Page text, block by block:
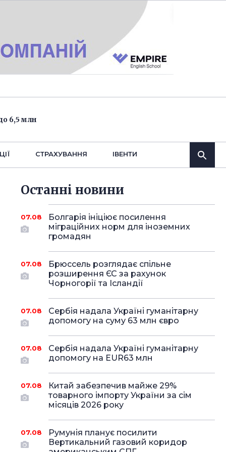
6,5 млн
СТРАХУВАННЯ IВЕНТИ
Останнi новини
07.08
Болгарія ініціює посилення
міграційних норм для іноземних
громадян
07.08
Брюссель розглядає спільне
розширення ЄС за рахунок
Чорногорії та Ісландії
07.08
Сербія надала Україні гуманітарну
допомогу на суму 63 млн євро
07.08
Сербія надала Україні гуманітарну
допомогу на EUR63 млн
07.08
Китай забезпечив майже 29%
товарного імпорту України за сім
місяців 2026 року
07.08
Румунія планує посилити
Вертикальний газовий коридор